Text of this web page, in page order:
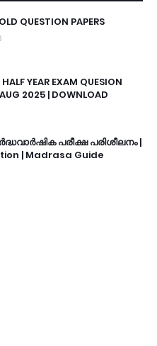
QUESTION PAPERS
YEAR EXAM QUESION
AUG 2025 | DOWNLOAD
പരീക്ഷ പരിശീലനം |
| Madrasa Guide